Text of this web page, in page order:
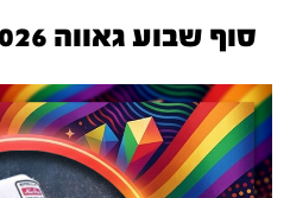
סוף שבוע גאווה 2026 - איתי בצלאלי